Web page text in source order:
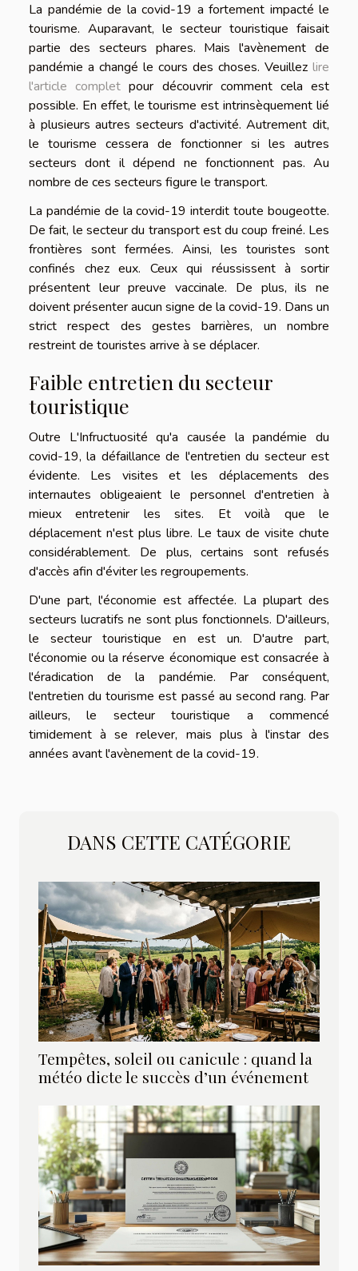
La pandémie de la covid-19 a fortement impacté le
tourisme. Auparavant, le secteur touristique faisait
partie des secteurs phares. Mais l'avènement de
pandémie a changé le cours des choses. Veuillez lire
l'article complet pour découvrir comment cela est
possible. En effet, le tourisme est intrinsèquement lié
à plusieurs autres secteurs d'activité. Autrement dit,
le tourisme cessera de fonctionner si les autres
secteurs dont il dépend ne fonctionnent pas. Au
nombre de ces secteurs figure le transport.
La pandémie de la covid-19 interdit toute bougeotte.
De fait, le secteur du transport est du coup freiné. Les
frontières sont fermées. Ainsi, les touristes sont
confinés chez eux. Ceux qui réussissent à sortir
présentent leur preuve vaccinale. De plus, ils ne
doivent présenter aucun signe de la covid-19. Dans un
strict respect des gestes barrières, un nombre
restreint de touristes arrive à se déplacer.
Faible entretien du secteur
touristique
Outre L'Infructuosité qu'a causée la pandémie du
covid-19, la défaillance de l'entretien du secteur est
évidente. Les visites et les déplacements des
internautes obligeaient le personnel d'entretien à
mieux entretenir les sites. Et voilà que le
déplacement n'est plus libre. Le taux de visite chute
considérablement. De plus, certains sont refusés
d'accès afin d'éviter les regroupements.
D'une part, l'économie est affectée. La plupart des
secteurs lucratifs ne sont plus fonctionnels. D'ailleurs,
le secteur touristique en est un. D'autre part,
l'économie ou la réserve économique est consacrée à
l'éradication de la pandémie. Par conséquent,
l'entretien du tourisme est passé au second rang. Par
ailleurs, le secteur touristique a commencé
timidement à se relever, mais plus à l'instar des
années avant l'avènement de la covid-19.
DANS CETTE CATÉGORIE
Tempêtes, soleil ou canicule : quand la
météo dicte le succès d’un événement